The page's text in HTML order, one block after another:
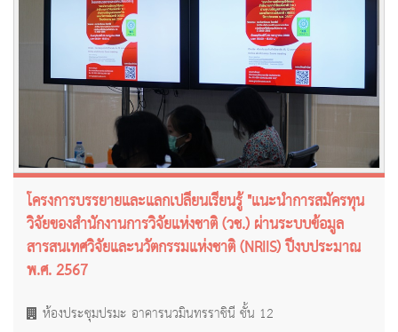
โครงการบรรยายและแลกเปลี่ยนเรียนรู้ "แนะนำการสมัครทุน
วิจัยของสำนักงานการวิจัยแห่งชาติ (วช.) ผ่านระบบข้อมูล
สารสนเทศวิจัยและนวัตกรรมแห่งชาติ (NRIIS) ปีงบประมาณ
พ.ศ. 2567
ห้องประชุมปรมะ อาคารนวมินทรราชินี ชั้น 12